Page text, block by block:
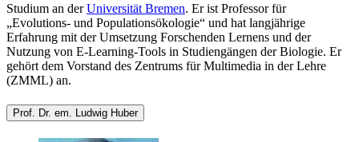
Studium an derUniversität Bremen. Er ist Professor für
„Evolutions- und Populationsökologie“ und hat langjährige
Erfahrung mit der Umsetzung Forschenden Lernens und der
Nutzung von E-Learning-Tools in Studiengängen der Biologie. Er
gehört dem Vorstand des Zentrums für Multimedia in der Lehre
(ZMML) an.
Prof. Dr. em. Ludwig Huber